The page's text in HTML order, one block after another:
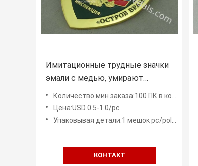
Имитационные трудные значки
эмали с медью, умирают
пораженные значки
подгонянные армией для наград
Количество мин заказа:100 ПК в конструкцию
Цена:USD 0.5-1.0/pc
Упаковывая детали:1 мешок pc/poly, мешок середины 50 ПК
КОНТАКТ